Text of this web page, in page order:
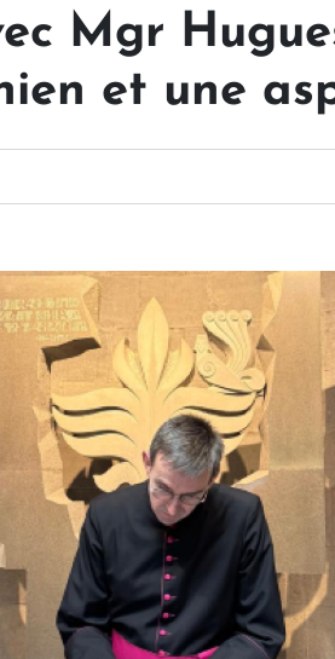
Mgr
et une